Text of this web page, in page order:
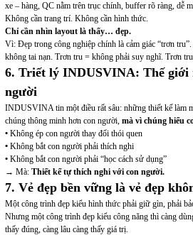
xe – hàng, QC nằm trên trục chính, buffer rõ ràng, dễ
Không cần trang trí. Không cần hình thức.
Chỉ cần nhìn layout là thấy… đẹp.
Vì: Đẹp trong công nghiệp chính là cảm giác “trơn tru”.
không tai nạn. Trơn tru = không phải suy nghĩ. Trơn
6. Triết lý INDUSVINA: Thế giới
người
INDUSVINA tin một điều rất sâu: những thiết kế làm
chúng thông minh hơn con người, mà vì chúng hiểu
•Không ép con người thay đổi thói quen
•Không bắt con người phải thích nghi
•Không bắt con người phải “học cách sử dụng”
→ Mà: Thiết kế tự thích nghi với con người.
7. Vẻ đẹp bền vững là vẻ đẹp
Một công trình đẹp kiểu hình thức phải giữ gìn, phải
Nhưng một công trình đẹp kiểu công năng thì càng
thấy đúng, càng lâu càng thấy giá trị.